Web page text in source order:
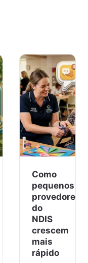
Como
pequenos
provedores
do
NDIS
crescem
mais
rápido